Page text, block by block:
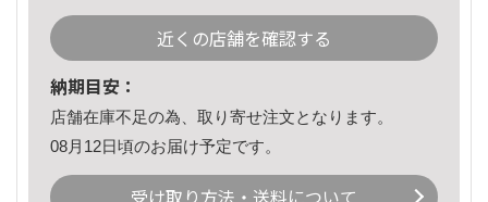
近くの店舗を確認する
納期目安：
店舗在庫不足の為、取り寄せ注文となります。
08月12日頃のお届け予定です。